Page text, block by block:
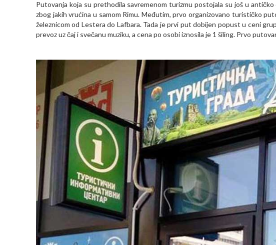
Putovanja koja su prethodila savremenom turizmu postojala su još u
zbog jakih vrućina u samom Rimu. Međutim, prvo organizovano turističko
železnicom od Lestera do Lafbara. Tada je prvi put dobijen popust u ceni
prevoz uz čaj i svečanu muziku, a cena po osobi iznosila je 1 šiling. Prvo